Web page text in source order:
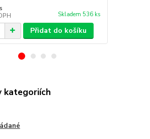
Skladem 536 ks
Přidat do košíku
kategoriích